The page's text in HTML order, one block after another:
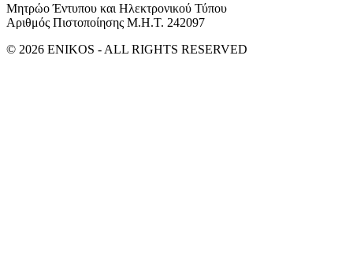
Μητρώο Έντυπου και Ηλεκτρονικού Τύπου
Αριθμός Πιστοποίησης Μ.Η.Τ. 242097
© 2026 ENIKOS - ALL RIGHTS RESERVED